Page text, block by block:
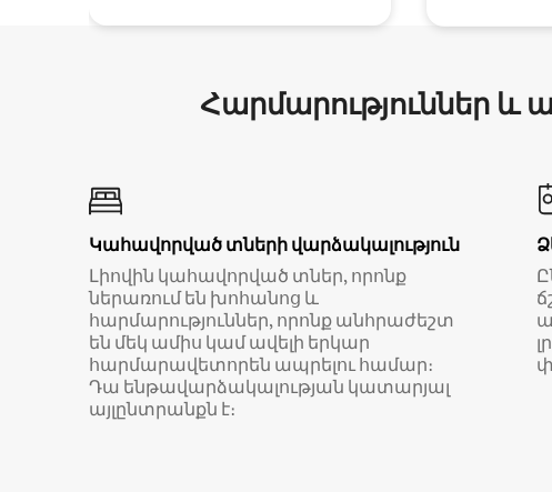
Հարմարություններ և
Կահավորված տների վարձակալություն
Լիովին կահավորված տներ, որոնք
ներառում են խոհանոց և
հարմարություններ, որոնք անհրաժեշտ
են մեկ ամիս կամ ավելի երկար
հարմարավետորեն ապրելու համար։
Դա ենթավարձակալության կատարյալ
այլընտրանքն է։